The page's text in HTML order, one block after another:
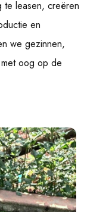
te leasen, creëren
en
we gezinnen,
oog op de